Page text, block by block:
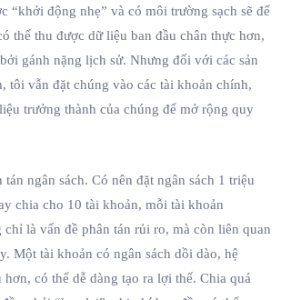
“khởi động nhẹ” và có môi trường sạch sẽ để
thể thu được dữ liệu ban đầu chân thực hơn,
gánh nặng lịch sử. Nhưng đối với các sản
tôi vẫn đặt chúng vào các tài khoản chính,
trưởng thành của chúng để mở rộng quy
ngân sách. Có nên đặt ngân sách 1 triệu
chia cho 10 tài khoản, mỗi tài khoản
là vấn đề phân tán rủi ro, mà còn liên quan
Một tài khoản có ngân sách dồi dào, hệ
có thể dễ dàng tạo ra lợi thế. Chia quá